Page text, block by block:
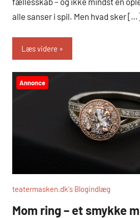
alle sanser i spil. Men hvad sker […]
Læs videre
Annonce
teatermasken.dk's Blogindlæg
Mom ring – et smykke